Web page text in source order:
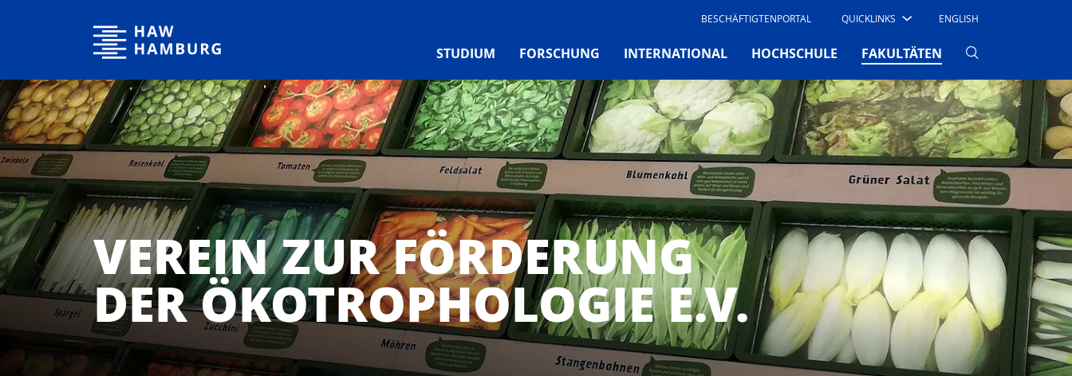
Hochschule für Angewandte Wissenschaften Hamburg BESCHÄFTIGTENPORTAL QUICKLINKS ENGLISH
STUDIUM FORSCHUNG INTERNATIONAL HOCHSCHULE FAKULTÄTEN (CURRENT)
VEREIN ZUR FÖRDERUNG
DER ÖKOTROPHOLOGIE E.V.